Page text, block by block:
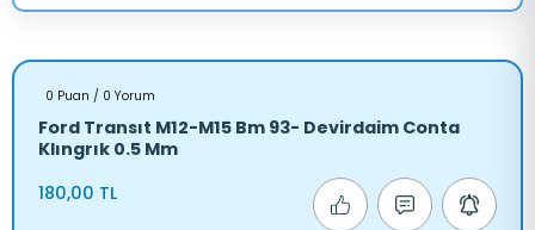
0 Puan / 0 Yorum
Ford Transıt M12-M15 Bm 93- Devirdaim Conta
Klıngrık 0.5 Mm
180,00 TL